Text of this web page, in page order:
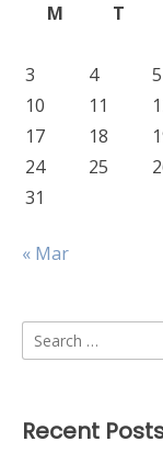
M
T
3
4 5
10
11
17
18
24
25
31
« Mar
Search
for:
Recent